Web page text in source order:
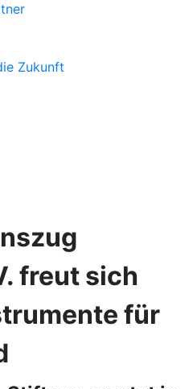
Zukunft
freut sich
für